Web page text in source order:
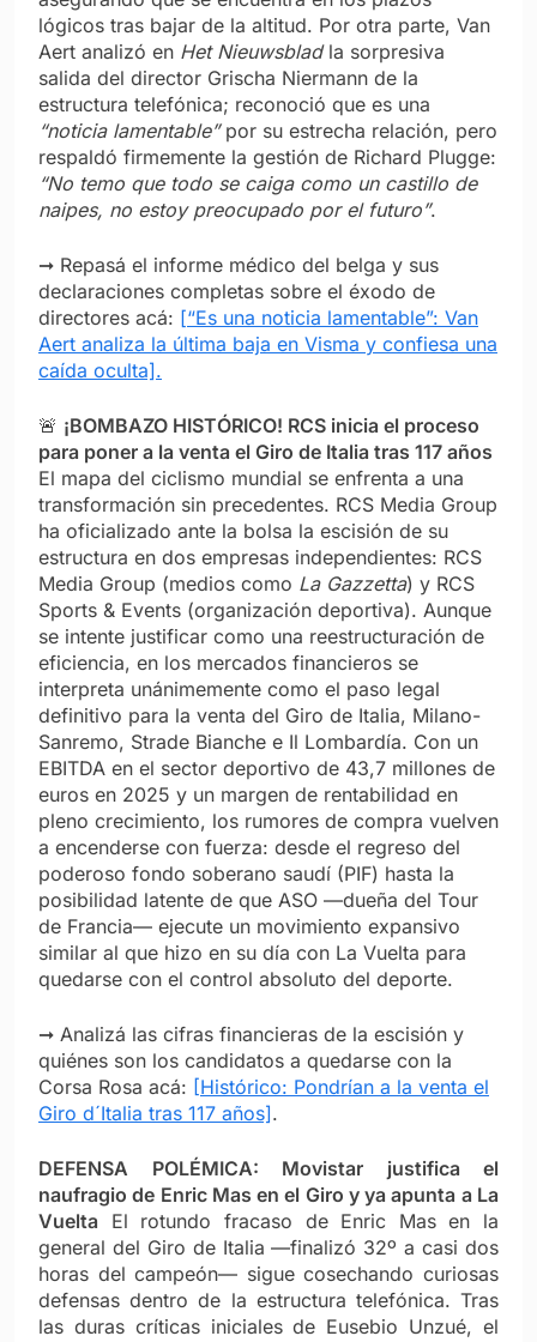
lógicos tras bajar de la altitud. Por otra parte, Van
Aert analizó en Het Nieuwsbladla sorpresiva
salida del director Grischa Niermann de la
estructura telefónica; reconoció que es una
“noticia lamentable”por su estrecha relación, pero
respaldó firmemente la gestión de Richard Plugge:
“No temo que todo se caiga como un castillo de
naipes, no estoy preocupado por el futuro”.
➞ Repasá el informe médico del belga y sus
declaraciones completas sobre el éxodo de
directores acá: [“Es una noticia lamentable”: Van
Aert analiza la última baja en Visma y confiesa una
caída oculta].
🚨 ¡BOMBAZO HISTÓRICO! RCS inicia el proceso
para poner a la venta el Giro de Italia tras 117 años
El mapa del ciclismo mundial se enfrenta a una
transformación sin precedentes. RCS Media Group
ha oficializado ante la bolsa la escisión de su
estructura en dos empresas independientes: RCS
Media Group (medios como La Gazzetta) y RCS
Sports & Events (organización deportiva). Aunque
se intente justificar como una reestructuración de
eficiencia, en los mercados financieros se
interpreta unánimemente como el paso legal
definitivo para la venta del Giro de Italia, Milano-
Sanremo, Strade Bianche e Il Lombardía. Con un
EBITDA en el sector deportivo de 43,7 millones de
euros en 2025 y un margen de rentabilidad en
pleno crecimiento, los rumores de compra vuelven
a encenderse con fuerza: desde el regreso del
poderoso fondo soberano saudí (PIF) hasta la
posibilidad latente de que ASO —dueña del Tour
de Francia— ejecute un movimiento expansivo
similar al que hizo en su día con La Vuelta para
quedarse con el control absoluto del deporte.
➞ Analizá las cifras financieras de la escisión y
quiénes son los candidatos a quedarse con la
Corsa Rosa acá: [Histórico: Pondrían a la venta el
Giro d´Italia tras 117 años].
DEFENSA POLÉMICA: Movistar justifica el
naufragio de Enric Mas en el Giro y ya apunta a La
Vuelta El rotundo fracaso de Enric Mas en la
general del Giro de Italia —finalizó 32º a casi dos
horas del campeón— sigue cosechando curiosas
defensas dentro de la estructura telefónica. Tras
las duras críticas iniciales de Eusebio Unzué, el